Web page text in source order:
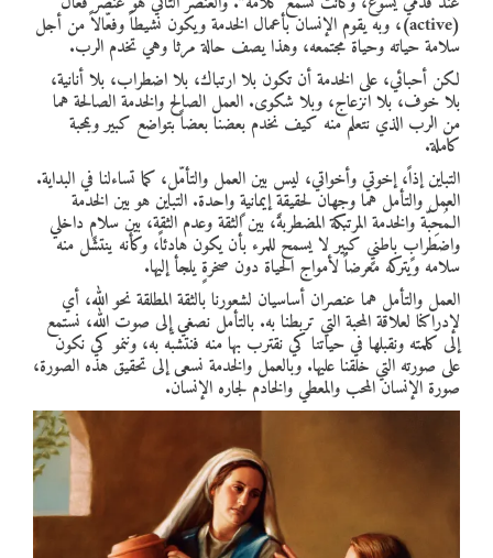
(active)، وبه يقوم الإنسان بأعمال الخدمة ويكون نشيطاً وفعّالاً من أجل
سلامة حياته وحياة مجتمعه، وهذا يصف حالة مرثا وهي تخدم الرب.
لكن أحبائي، على الخدمة أن تكون بلا ارتباك، بلا اضطراب، بلا أنانية،
بلا خوف، بلا انزعاج، وبلا شكوى. العمل الصالح والخدمة الصالحة هما
من الرب الذي نتعلم منه كيف نخدم بعضنا بعضاً بتواضع كبير وبمحبة
كاملة.
التباين إذاً، إخوتي وأخواتي، ليس بين العمل والتأمّل، كما تساءلنا في البداية.
العمل والتأمل هما وجهان لحقيقةٍ إيمانيةٍ واحدة. التباين هو بين الخدمة
الـمُحِبّة والخدمة المرتبكة المضطربة، بين الثقة وعدم الثقة، بين سلامٍ داخلي
واضطرابٍ باطنيٍ كبير لا يسمح للمرء بأن يكون هادئاً، وكأنه ينتشل منه
سلامه ويتركه معرضاً لأمواج الحياة دون صخرةٍ يلجأ إليها.
العمل والتأمل هما عنصران أساسيان لشعورنا بالثقة المطلقة نحو الله، أي
لإدراكنا لعلاقة المحبة التي تربطنا به. بالتأمل نصغي إلى صوت الله، نستمع
إلى كلمته ونقبلها في حياتنا كي نقترب بها منه فنتشبّه به، وننمو كي نكون
على صورته التي خلقنا عليها. وبالعمل والخدمة نسعى إلى تحقيق هذه الصورة،
صورة الإنسان المحب والمعطي والخادم لجاره الإنسان.